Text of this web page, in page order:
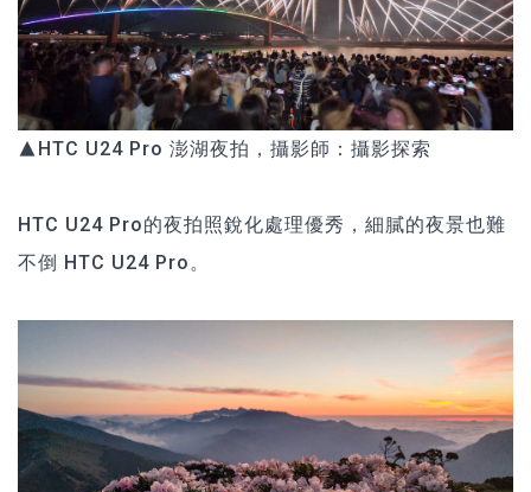
▲HTC U24 Pro 澎湖夜拍，攝影師：攝影探索
HTC U24 Pro的夜拍照銳化處理優秀，細膩的夜景也難
不倒 HTC U24 Pro。